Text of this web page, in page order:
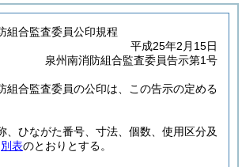
組合監査委員公印規程
平成25年2月15日
泉州南消防組合監査委員告示第1号
組合監査委員の公印は、この告示の定める
、ひながた番号、寸法、個数、使用区分及
別表のとおりとする。